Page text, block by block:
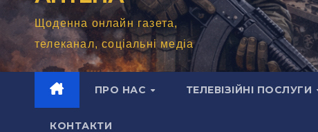
Щоденна онлайн газета,
телеканал, соціальні медіа
ПРО НАС ТЕЛЕВІЗІЙНІ ПОСЛУГИ
КОНТАКТИ